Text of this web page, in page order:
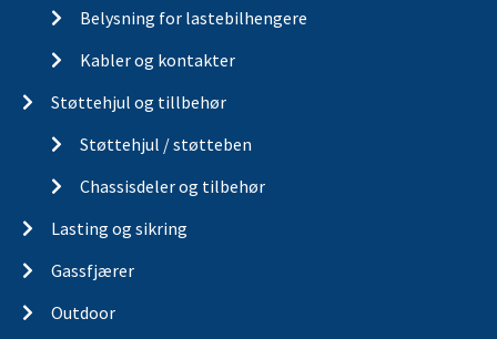
Belysning for lastebilhengere
Kabler og kontakter
Støttehjul og tillbehør
Støttehjul / støtteben
Chassisdeler og tilbehør
Lasting og sikring
Gassfjærer
Outdoor